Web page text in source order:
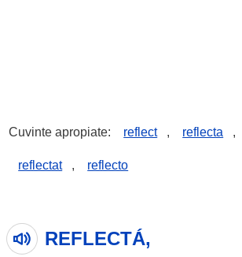
Cuvinte apropiate: reflect , reflecta ,
reflectat , reflecto
REFLECTÁ,